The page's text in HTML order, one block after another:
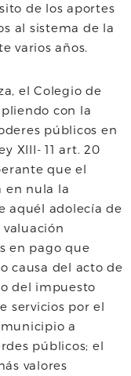
de los aportes
al sistema de la
varios años.
el Colegio de
con la
públicos en
XIII- 11 art. 20
que el
en nula la
aquél adolecía de
en pago que
causa del acto de
del impuesto
servicios por el
a
públicos; el
valores